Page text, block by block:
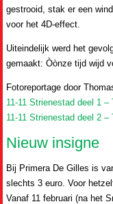
gestrooid, stak er een
voor het 4D-effect.
Uiteindelijk werd het
gemaakt: Òònze tijd wijd
Fotoreportage door
11-11 Strienestad deel 1
11-11 Strienestad deel 2
Nieuw insigne
Bij Primera De Gilles is
slechts 3 euro. Voor
Vanaf 11 februari (na het